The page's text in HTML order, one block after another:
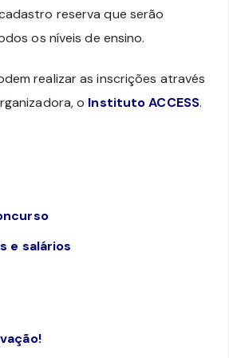
reserva que serão
os níveis de ensino.
realizar as inscrições através
o Instituto ACCESS.
e salários